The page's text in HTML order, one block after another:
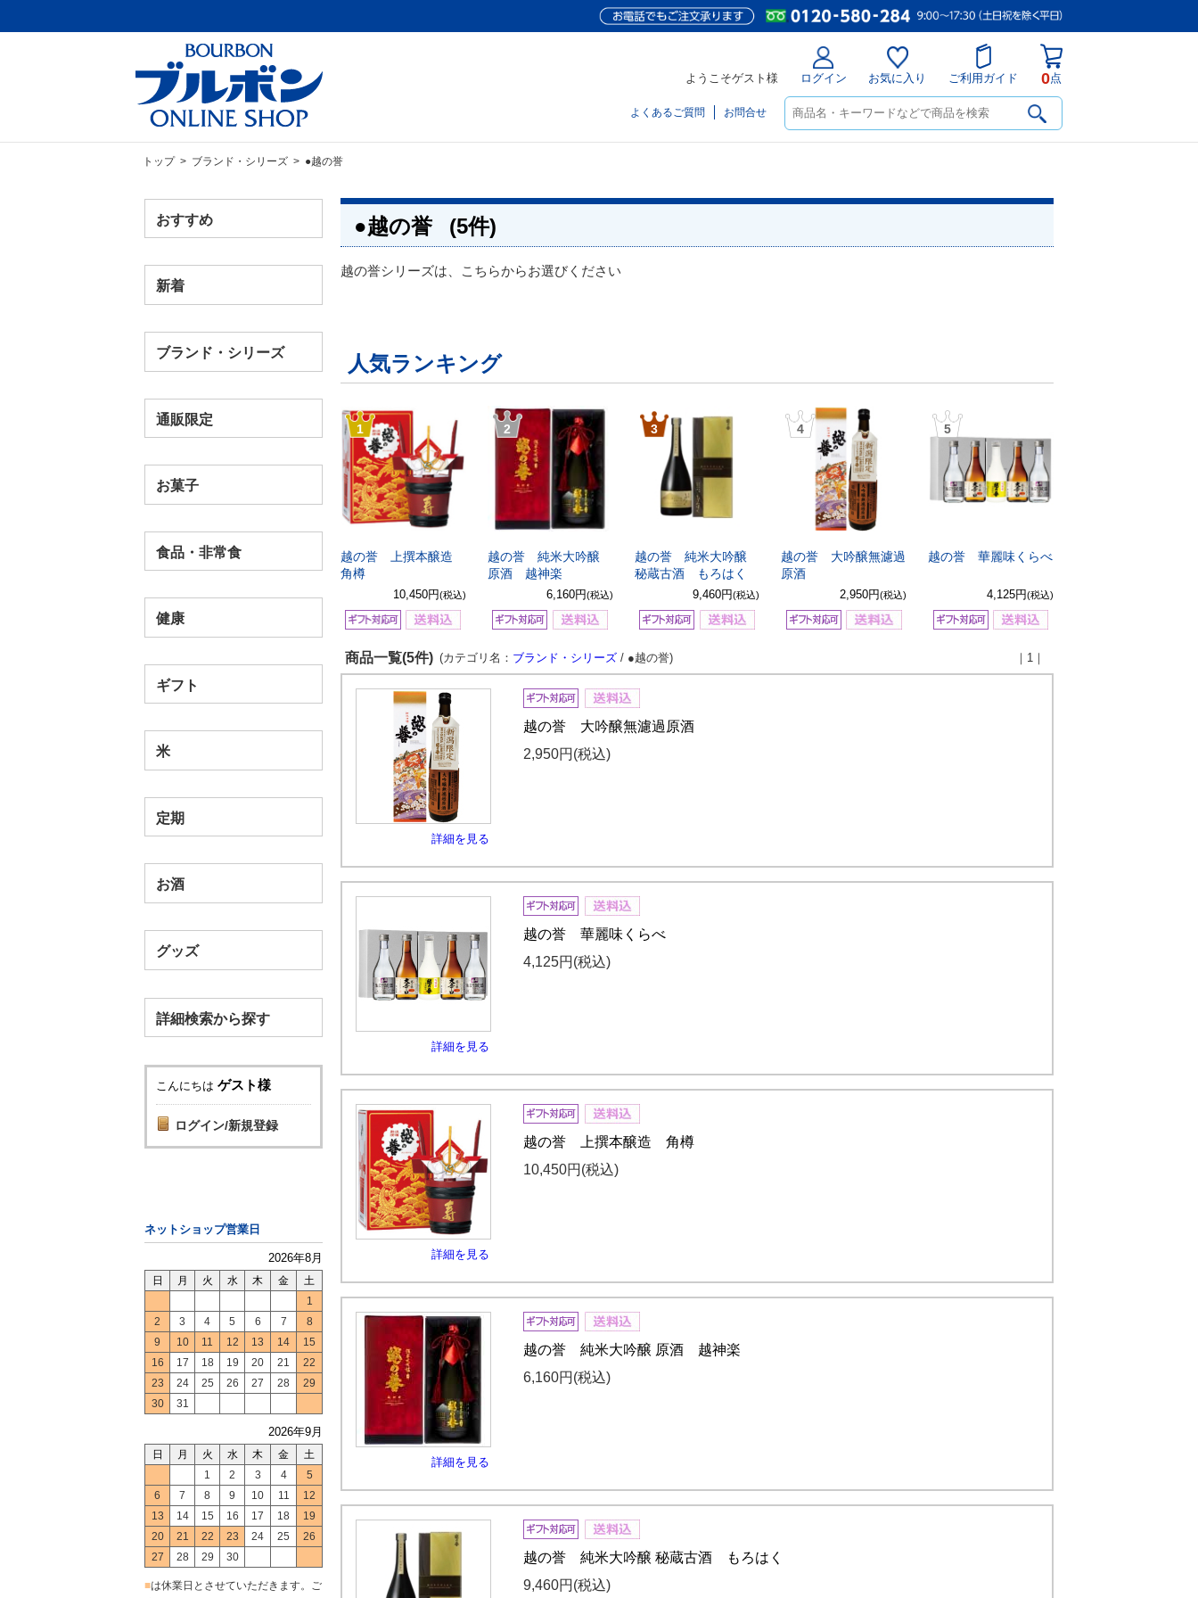
ようこそゲスト様 ログイン お気に入り ご利用ガイド 0点
よくあるご質問 お問合せ
トップ> ブランド・シリーズ> ●越の誉
おすすめ
新着
ブランド・シリーズ
通販限定
お菓子
食品・非常食
健康
ギフト
米
定期
お酒
グッズ
詳細検索から探す
こんにちは ゲスト様
ログイン/新規登録
ネットショップ営業日
2026年8月
日 月 火 水 木 金
土
1
2
3 4 5 6 7
8
9
10 11 12 13 14
15
16
17 18 19 20 21
22
23
24 25 26 27 28
29
30
31
2026年9月
日 月 火 水 木 金
土
1
2 3 4
5
6
7 8 9 10 11
12
13
14 15 16 17 18
19
20
21 22 23 24 25
26
27
28 29 30
■は休業日とさせていただきます。ご
●越の誉 (5件)
越の誉シリーズは、こちらからお選びください
人気ランキング
1
越の誉 上撰本醸造
角樽
10,450円(税込)
2
越の誉 純米大吟醸
原酒 越神楽
6,160円(税込)
3
越の誉 純米大吟醸
秘蔵古酒 もろはく
9,460円(税込)
4
越の誉 大吟醸無濾過
原酒
2,950円(税込)
5
越の誉 華麗味くらべ
4,125円(税込)
商品一覧(5件) ｜1｜
(カテゴリ名： ブランド・シリーズ / ●越の誉)
詳細を見る
越の誉 大吟醸無濾過原酒
2,950円 (税込)
詳細を見る
越の誉 華麗味くらべ
4,125円 (税込)
詳細を見る
越の誉 上撰本醸造 角樽
10,450円 (税込)
詳細を見る
越の誉 純米大吟醸 原酒 越神楽
6,160円 (税込)
越の誉 純米大吟醸 秘蔵古酒 もろはく
9,460円 (税込)